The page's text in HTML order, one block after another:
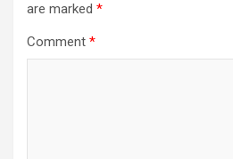
are marked *
Comment *